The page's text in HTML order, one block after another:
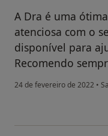
A Dra é uma
atenciosa com o
disponível para
Recomendo
24 de fevereiro de 2022 •